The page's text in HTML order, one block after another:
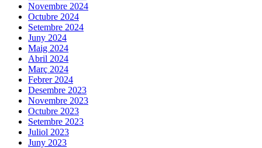
Novembre 2024
Octubre 2024
Setembre 2024
Juny 2024
Maig 2024
Abril 2024
Març 2024
Febrer 2024
Desembre 2023
Novembre 2023
Octubre 2023
Setembre 2023
Juliol 2023
Juny 2023